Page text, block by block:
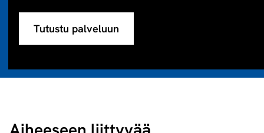
Tutustu palveluun